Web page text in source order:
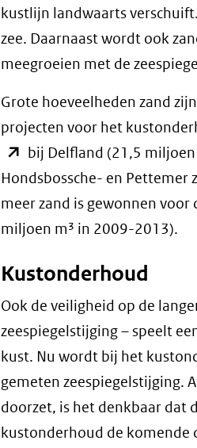
kustlijn landwaarts
zee. Daarnaast wordt ook
meegroeien met de
Grote hoeveelheden zand
projecten voor het
bij Delfland (21,5
Hondsbossche- en Pettemer
meer zand is gewonnen voor
miljoen m³ in 2009-2013).
Kustonderhoud
Ook de veiligheid op de
zeespiegelstijging – speelt
kust. Nu wordt bij het
gemeten zeespiegelstijging.
doorzet, is het denkbaar dat
kustonderhoud de komende